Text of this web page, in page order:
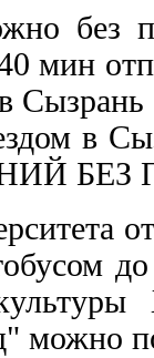
без
мин
Сызрань
в
БЕЗ
можно